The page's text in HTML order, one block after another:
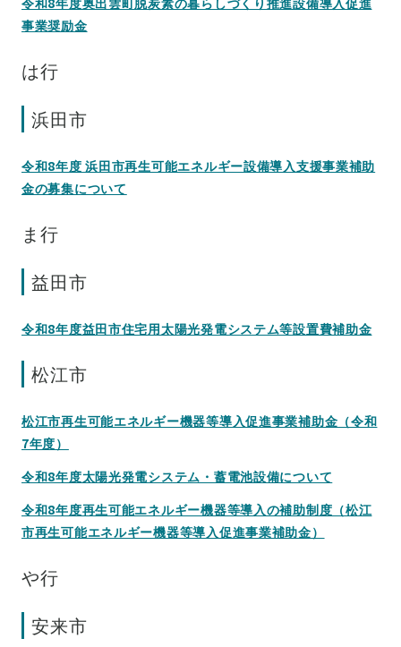
事業奨励金
は行
浜田市
令和8年度 浜田市再生可能エネルギー設備導入支援事業補助
金の募集について
ま行
益田市
令和8年度益田市住宅用太陽光発電システム等設置費補助金
松江市
松江市再生可能エネルギー機器等導入促進事業補助金（令和
7年度）
令和8年度太陽光発電システム・蓄電池設備について
令和8年度再生可能エネルギー機器等導入の補助制度（松江
市再生可能エネルギー機器等導入促進事業補助金）
や行
安来市